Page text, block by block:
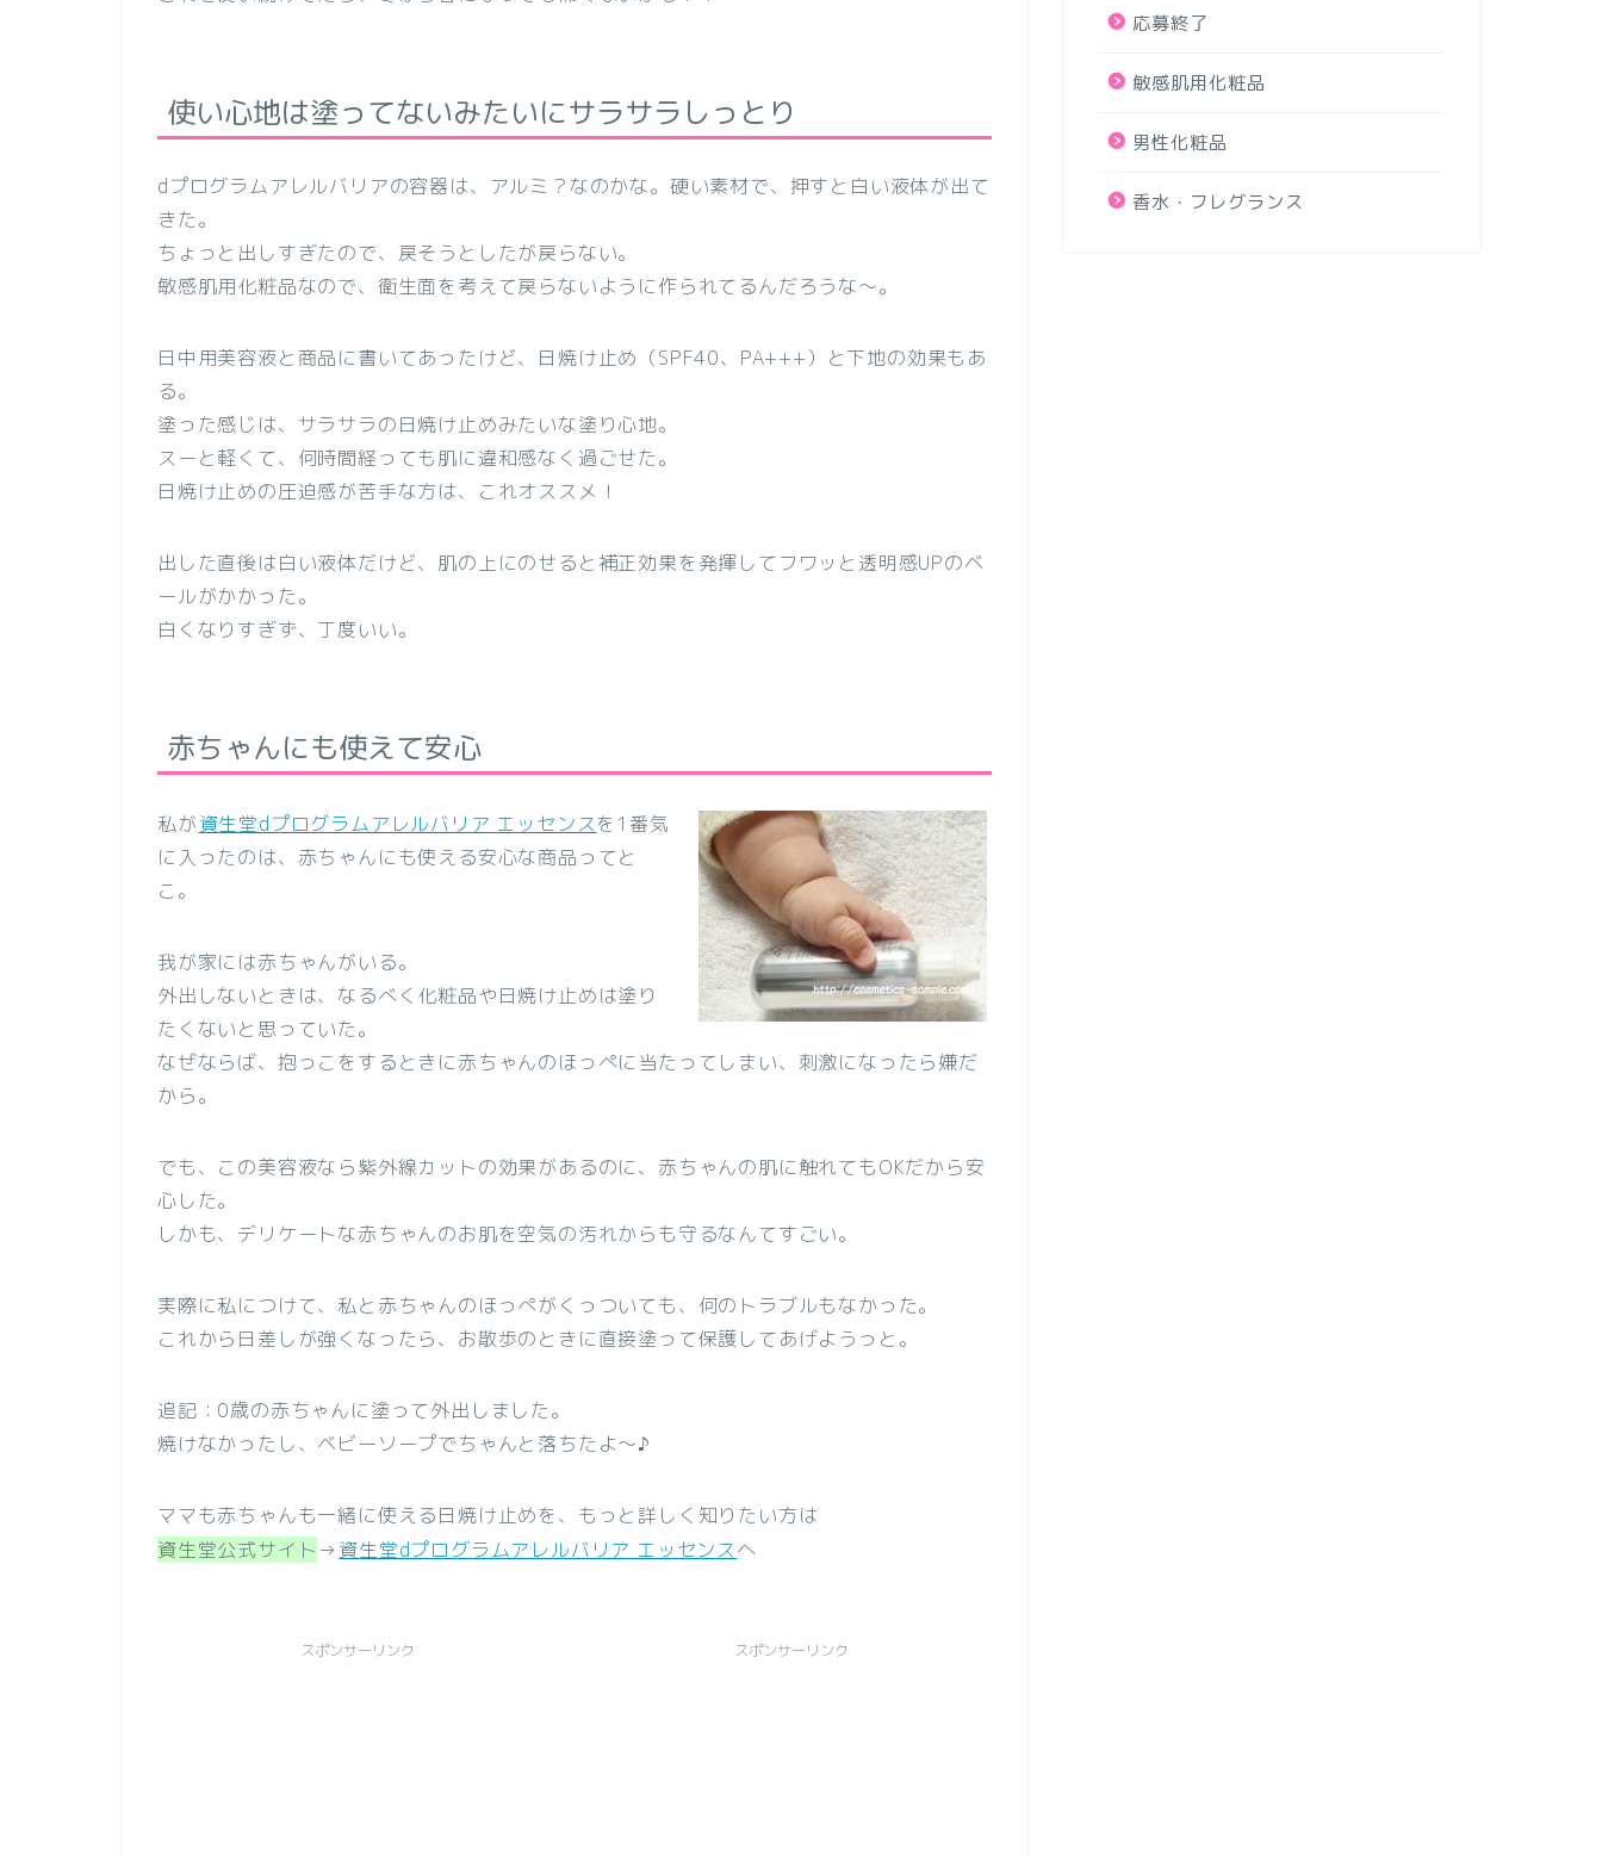
使い心地は塗ってないみたいにサラサラしっとり
dプログラムアレルバリアの容器は、アルミ？なのかな。硬い素材で、押すと白い液体が出て
きた。
ちょっと出しすぎたので、戻そうとしたが戻らない。
敏感肌用化粧品なので、衛生面を考えて戻らないように作られてるんだろうな～。
日中用美容液と商品に書いてあったけど、日焼け止め（SPF40、PA+++）と下地の効果もあ
る。
塗った感じは、 サラサラの日焼け止めみたいな塗り心地。
スーと軽くて、何時間経っても肌に違和感なく過ごせた。
日焼け止めの圧迫感が苦手な方は、これオススメ！
出した直後は白い液体だけど、肌の上にのせると 補正効果を発揮してフワッと透明感UPのベ
ールがかかった。
白くなりすぎず、丁度いい。
赤ちゃんにも使えて安心
私が資生堂dプログラムアレルバリア エッセンスを1番気
に入ったのは、 赤ちゃんにも使える安心な商品ってと
こ。
我が家には赤ちゃんがいる。
外出しないときは、なるべく化粧品や日焼け止めは塗り
たくないと思っていた。
なぜならば、抱っこをするときに赤ちゃんのほっぺに当たってしまい、刺激になったら嫌だ
から。
でも、この美容液なら紫外線カットの効果があるのに、赤ちゃんの肌に触れてもOKだから安
心した。
しかも、デリケートな赤ちゃんのお肌を空気の汚れからも守るなんてすごい。
実際に私につけて、私と赤ちゃんのほっぺがくっついても、何のトラブルもなかった。
これから日差しが強くなったら、お散歩のときに直接塗って保護してあげようっと。
追記：0歳の赤ちゃんに塗って外出しました。
焼けなかったし、ベビーソープでちゃんと落ちたよ～♪
ママも赤ちゃんも一緒に使える日焼け止めを、もっと詳しく知りたい方は
資生堂公式サイト → 資生堂dプログラムアレルバリア エッセンスへ
スポンサーリンク スポンサーリンク
応募終了
敏感肌用化粧品
男性化粧品
香水・フレグランス